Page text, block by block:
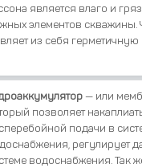
является влаго и
элементов скважины.
из себя
— или
позволяет
подачи в
регулирует
водоснабжения. Так